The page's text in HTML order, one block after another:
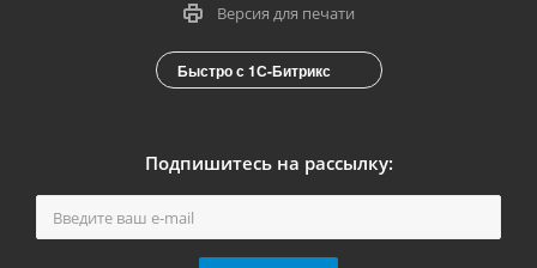
Версия для печати
Быстро с 1С-Битрикс
Подпишитесь на рассылку: